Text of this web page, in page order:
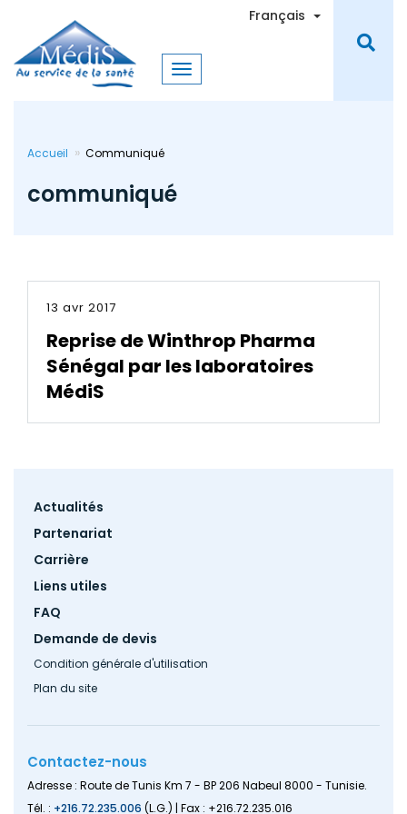
contenu
principal
Français Toggle
Accueil Communiqué
communiqué
13 avr 2017
Reprise de Winthrop Pharma
Sénégal par les laboratoires
MédiS
Footer
Actualités
Partenariat
Carrière
Liens utiles
FAQ
Demande de devis
Condition générale d'utilisation
Plan du site
Contactez-nous
Adresse : Route de Tunis Km 7 - BP 206 Nabeul 8000 - Tunisie.
Tél. : +216.72.235.006 (L.G.) | Fax : +216.72.235.016